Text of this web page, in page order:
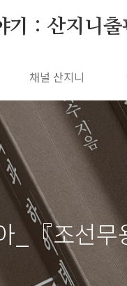
기 : 산지니출
채널 산지니
_『조선